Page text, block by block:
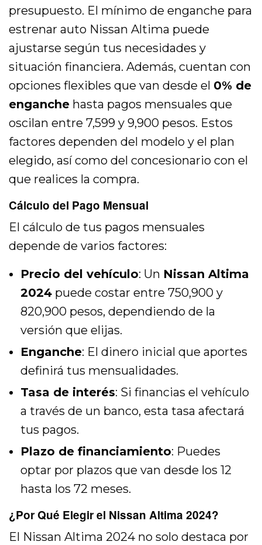
presupuesto. El mínimo de enganche para
estrenar auto Nissan Altima puede
ajustarse según tus necesidades y
situación financiera. Además, cuentan con
opciones flexibles que van desde el 0% de
enganche hasta pagos mensuales que
oscilan entre 7,599 y 9,900 pesos. Estos
factores dependen del modelo y el plan
elegido, así como del concesionario con el
que realices la compra.
Cálculo del Pago Mensual
El cálculo de tus pagos mensuales
depende de varios factores:
Precio del vehículo: Un Nissan Altima
2024 puede costar entre 750,900 y
820,900 pesos, dependiendo de la
versión que elijas.
Enganche: El dinero inicial que aportes
definirá tus mensualidades.
Tasa de interés: Si financias el vehículo
a través de un banco, esta tasa afectará
tus pagos.
Plazo de financiamiento: Puedes
optar por plazos que van desde los 12
hasta los 72 meses.
¿Por Qué Elegir el Nissan Altima 2024?
El Nissan Altima 2024 no solo destaca por